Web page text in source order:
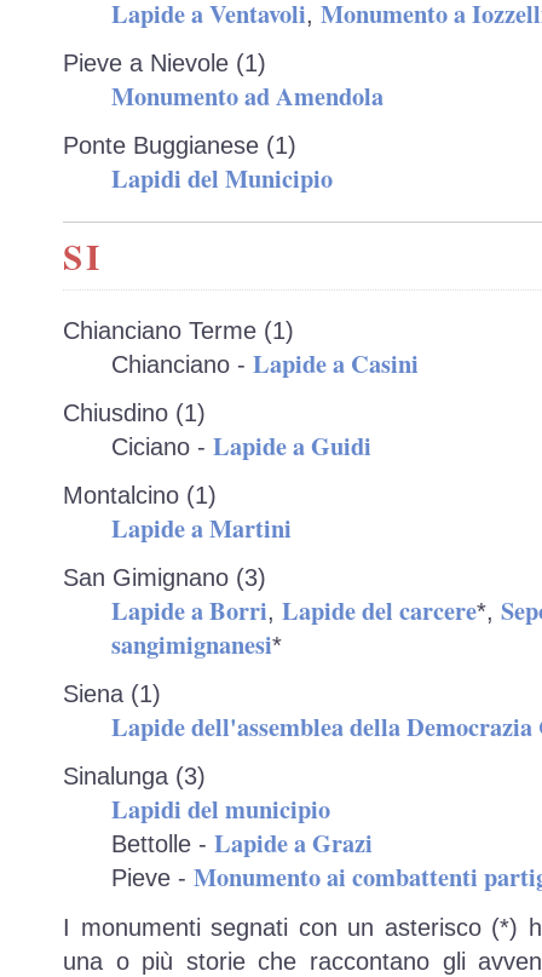
Lapide a Ventavoli, Monumento a
Pieve a Nievole (1)
Monumento ad Amendola
Ponte Buggianese (1)
Lapidi del Municipio
SI
Chianciano Terme (1)
Chianciano - Lapide a Casini
Chiusdino (1)
Ciciano - Lapide a Guidi
Montalcino (1)
Lapide a Martini
San Gimignano (3)
Lapide a Borri, Lapide del carcere*,
sangimignanesi*
Siena (1)
Lapide dell'assemblea della
Sinalunga (3)
Lapidi del municipio
Bettolle - Lapide a Grazi
Pieve - Monumento ai combattenti
I monumenti segnati con un asterisco (*)
una o più storie che raccontano gli